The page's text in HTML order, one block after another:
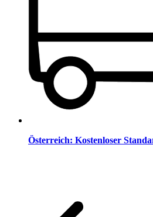
Österreich: Kostenloser